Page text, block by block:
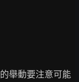
舉動要注意可能